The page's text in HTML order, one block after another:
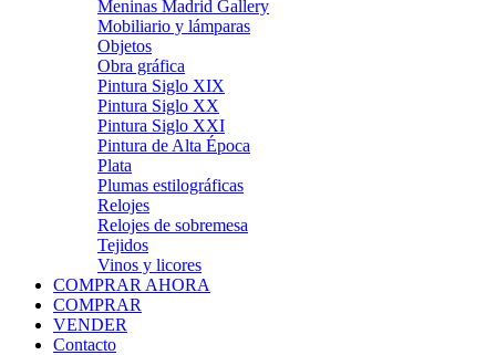
Meninas Madrid Gallery
Mobiliario y lámparas
Objetos
Obra gráfica
Pintura Siglo XIX
Pintura Siglo XX
Pintura Siglo XXI
Pintura de Alta Época
Plata
Plumas estilográficas
Relojes
Relojes de sobremesa
Tejidos
Vinos y licores
COMPRAR AHORA
COMPRAR
VENDER
Contacto